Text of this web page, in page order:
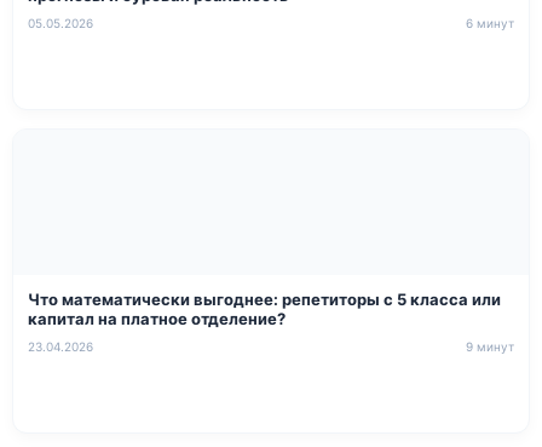
05.05.2026 6 минут
Что математически выгоднее: репетиторы с 5 класса или
капитал на платное отделение?
23.04.2026 9 минут